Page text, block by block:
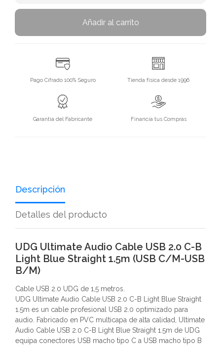
Añadir al carrito
Pago Cifrado 100% Seguro Tienda física desde 1996
Garantía del Fabricante Financia tus Compras
Descripción
Detalles del producto
UDG Ultimate Audio Cable USB 2.0 C-B
Light Blue Straight 1.5m (USB C/M-USB
B/M)
Cable USB 2.0 UDG de 1,5 metros.
UDG Ultimate Audio Cable USB 2.0 C-B Light Blue Straight
1.5m es un cable profesional USB 2.0 optimizado para
audio. Fabricado en PVC multicapa de alta calidad, Ultimate
Audio Cable USB 2.0 C-B Light Blue Straight 1.5m de UDG
equipa conectores USB macho tipo C a USB macho tipo B